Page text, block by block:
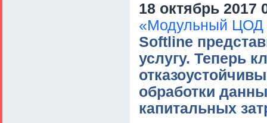
18 октябрь 2017
«Модульный ЦОД
Softline
услугу. Теперь
обработки
капитальных